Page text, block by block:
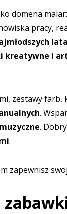
domena
pracy,
kreatywne i
zestawy
.
.
.
zapewnisz